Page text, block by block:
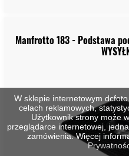
Manfrotto 183 - Podstawa
W sklepie internetowym
celach reklamowych,
Użytkownik strony może
przeglądarce internetowej,
zamówienia. Więcej